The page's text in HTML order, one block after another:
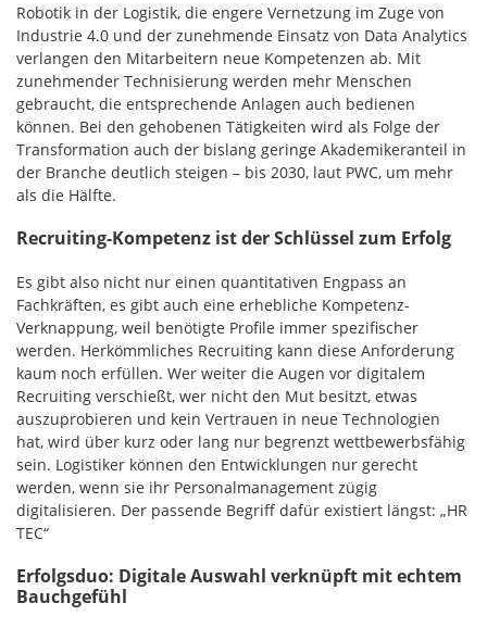
Robotik in der Logistik, die engere Vernetzung im Zuge von
Industrie 4.0 und der zunehmende Einsatz von Data Analytics
verlangen den Mitarbeitern neue Kompetenzen ab. Mit
zunehmender Technisierung werden mehr Menschen
gebraucht, die entsprechende Anlagen auch bedienen
können. Bei den gehobenen Tätigkeiten wird als Folge der
Transformation auch der bislang geringe Akademikeranteil in
der Branche deutlich steigen – bis 2030, laut PWC, um mehr
als die Hälfte.
Recruiting-Kompetenz ist der Schlüssel zum Erfolg
Es gibt also nicht nur einen quantitativen Engpass an
Fachkräften, es gibt auch eine erhebliche Kompetenz-
Verknappung, weil benötigte Profile immer spezifischer
werden. Herkömmliches Recruiting kann diese Anforderung
kaum noch erfüllen. Wer weiter die Augen vor digitalem
Recruiting verschießt, wer nicht den Mut besitzt, etwas
auszuprobieren und kein Vertrauen in neue Technologien
hat, wird über kurz oder lang nur begrenzt wettbewerbsfähig
sein. Logistiker können den Entwicklungen nur gerecht
werden, wenn sie ihr Personalmanagement zügig
digitalisieren. Der passende Begriff dafür existiert längst: „HR
TEC“
Erfolgsduo: Digitale Auswahl verknüpft mit echtem
Bauchgefühl